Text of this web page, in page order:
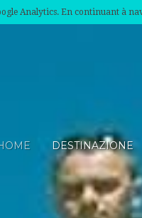
Analytics. En continuant à
DESTINAZIONE